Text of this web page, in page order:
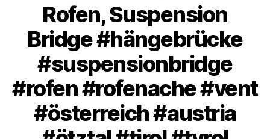
Rofen, Suspension
Bridge #hängebrücke
#suspensionbridge
#rofen #rofenache #vent
#österreich #austria